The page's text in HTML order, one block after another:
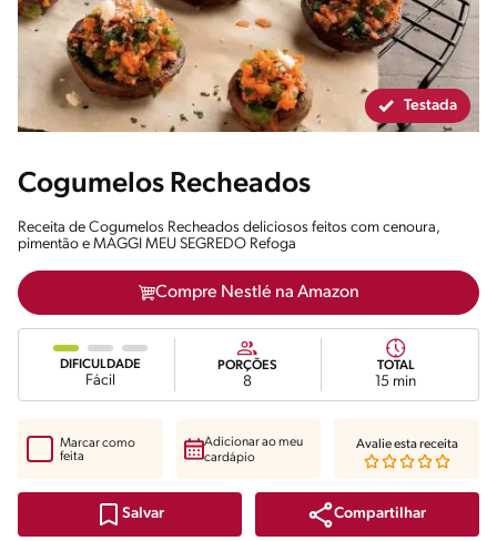
Testada
Cogumelos Recheados
Receita de Cogumelos Recheados deliciosos feitos com cenoura,
pimentão e MAGGI MEU SEGREDO Refoga
Compre Nestlé na Amazon
DIFICULDADE
Fácil
PORÇÕES
8
TOTAL
15 min
Salvar Compartilhar
Marcar como
feita
Adicionar ao meu
cardápio
Avalie esta receita